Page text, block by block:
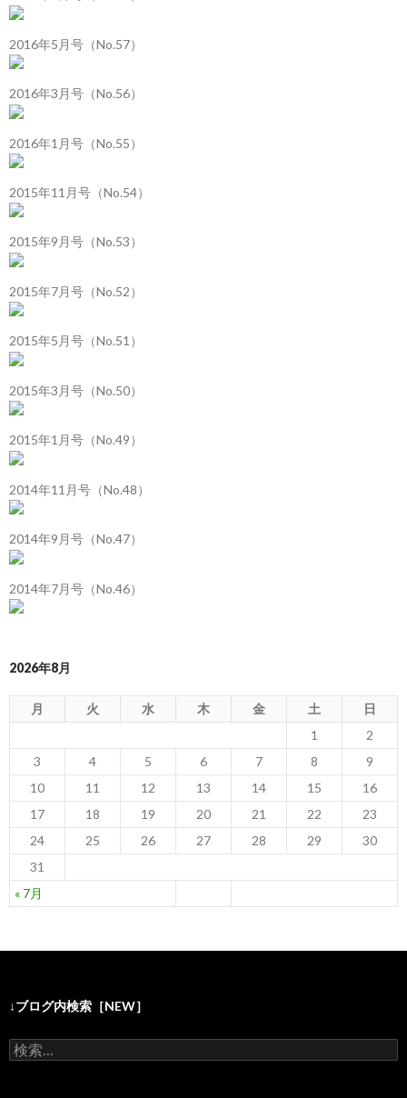
2016年5月号（No.57）
2016年3月号（No.56）
2016年1月号（No.55）
2015年11月号（No.54）
2015年9月号（No.53）
2015年7月号（No.52）
2015年5月号（No.51）
2015年3月号（No.50）
2015年1月号（No.49）
2014年11月号（No.48）
2014年9月号（No.47）
2014年7月号（No.46）
2026年8月
月 火 水 木 金 土 日
« 7月
1
2
3
4 5 6 7 8
9
10
11 12 13 14 15
16
17
18 19 20 21 22
23
24
25 26 27 28 29
30
31
↓ブログ内検索［NEW］
検
索